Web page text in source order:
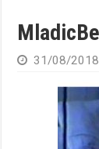
31/08/2018